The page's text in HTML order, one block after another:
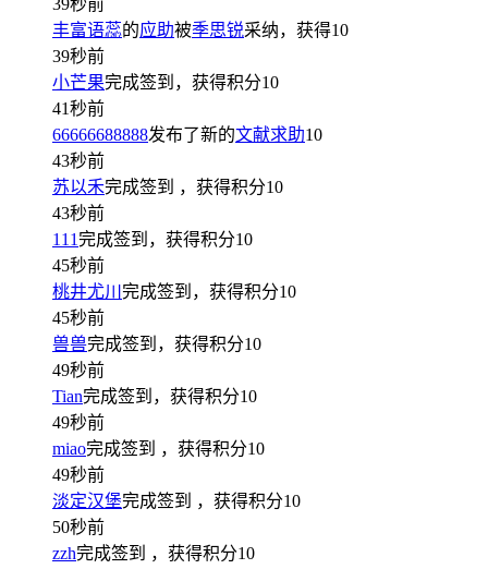
39秒前
丰富语蕊的应助被季思锐采纳，获得10
39秒前
小芒果完成签到，获得积分10
41秒前
66666688888发布了新的文献求助10
43秒前
苏以禾完成签到 ，获得积分10
43秒前
111完成签到，获得积分10
45秒前
桃井尤川 完成签到，获得积分10
45秒前
兽兽完成签到，获得积分10
49秒前
Tian完成签到，获得积分10
49秒前
miao完成签到 ，获得积分10
49秒前
淡定汉堡完成签到 ，获得积分10
50秒前
zzh完成签到 ，获得积分10